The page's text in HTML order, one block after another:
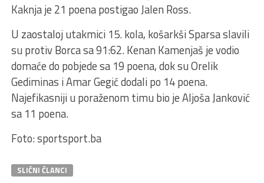
Kaknja je 21 poena postigao Jalen Ross.
U zaostaloj utakmici 15. kola, košarkši Sparsa slavili
su protiv Borca sa 91:62. Kenan Kamenjaš je vodio
domaće do pobjede sa 19 poena, dok su Orelik
Gediminas i Amar Gegić dodali po 14 poena.
Najefikasniji u poraženom timu bio je Aljoša Janković
sa 11 poena.
Foto: sportsport.ba
SLIČNI ČLANCI